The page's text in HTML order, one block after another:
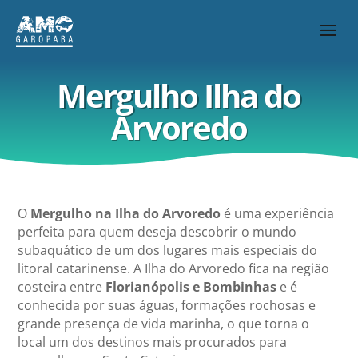
Mergulho Ilha do
Arvoredo
O Mergulho na Ilha do Arvoredo é uma experiência
perfeita para quem deseja descobrir o mundo
subaquático de um dos lugares mais especiais do
litoral catarinense. A Ilha do Arvoredo fica na região
costeira entre Florianópolis e Bombinhas e é
conhecida por suas águas, formações rochosas e
grande presença de vida marinha, o que torna o
local um dos destinos mais procurados para